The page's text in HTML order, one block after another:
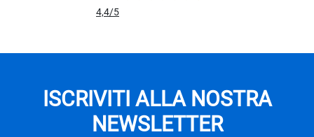
4,4/5
ISCRIVITI ALLA NOSTRA
NEWSLETTER